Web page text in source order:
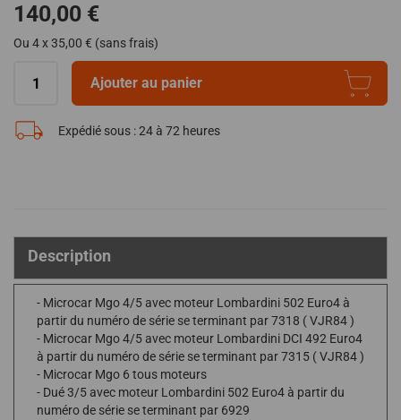
d’images
140,00 €
Ou 4 x 35,00 € (sans frais)
Ajouter au panier
Expédié sous :24 à 72 heures
Description
- Microcar Mgo 4/5 avec moteur Lombardini 502 Euro4 à
partir du numéro de série se terminant par 7318 ( VJR84 )
- Microcar Mgo 4/5 avec moteur Lombardini DCI 492 Euro4
à partir du numéro de série se terminant par 7315 ( VJR84 )
- Microcar Mgo 6 tous moteurs
- Dué 3/5 avec moteur Lombardini 502 Euro4 à partir du
numéro de série se terminant par 6929